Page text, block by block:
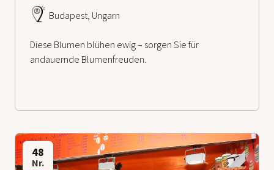
Budapest, Ungarn
Diese Blumen blühen ewig – sorgen Sie für
andauernde Blumenfreuden.
48
Nr.